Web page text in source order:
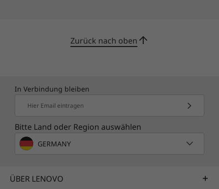
Zurück nach oben
In Verbindung bleiben
Hier Email eintragen
Bitte Land oder Region auswählen
GERMANY
ÜBER LENOVO